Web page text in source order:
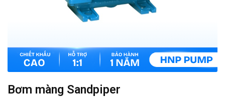
Bơm màng Sandpiper